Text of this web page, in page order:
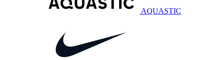
AQUASTIC